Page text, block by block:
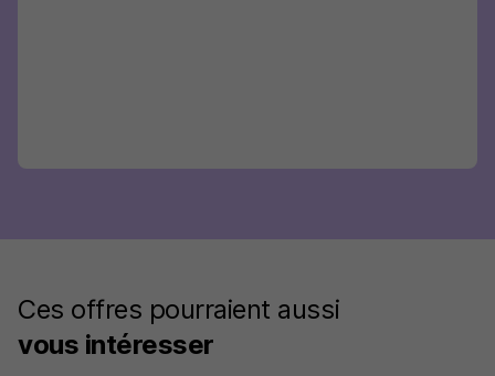
Ces offres pourraient aussi
vous intéresser